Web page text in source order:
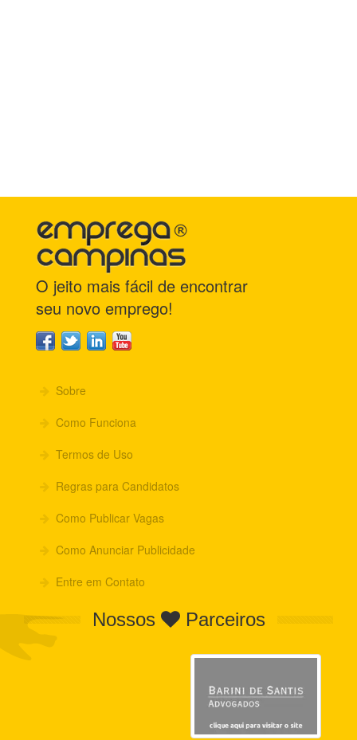
O jeito mais fácil de encontrar
seu novo emprego!
Sobre
Como Funciona
Termos de Uso
Regras para Candidatos
Como Publicar Vagas
Como Anunciar Publicidade
Entre em Contato
Nossos Parceiros